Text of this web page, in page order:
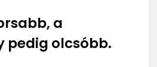
a
pedig olcsóbb.